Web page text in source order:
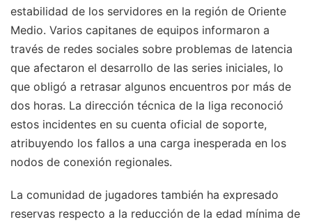
estabilidad de los servidores en la región de Oriente
Medio. Varios capitanes de equipos informaron a
través de redes sociales sobre problemas de latencia
que afectaron el desarrollo de las series iniciales, lo
que obligó a retrasar algunos encuentros por más de
dos horas. La dirección técnica de la liga reconoció
estos incidentes en su cuenta oficial de soporte,
atribuyendo los fallos a una carga inesperada en los
nodos de conexión regionales.
La comunidad de jugadores también ha expresado
reservas respecto a la reducción de la edad mínima de